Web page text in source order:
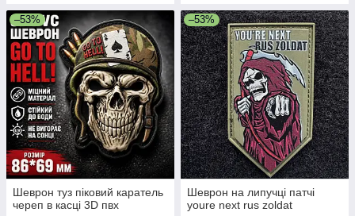
–53%
Шеврон туз піковий каратель
череп в касці 3D пвх
–53%
Шеврон на липучці патчі
youre next rus zoldat